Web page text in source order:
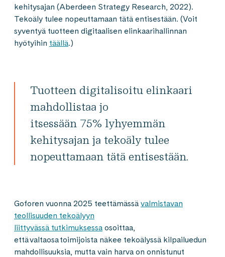
kehitysajan (Aberdeen Strategy Research, 2022).
Tekoäly tulee nopeuttamaan tätä entisestään. (Voit
syventyä tuotteen digitaalisen elinkaarihallinnan
hyötyihin täällä.)
Tuotteen digitalisoitu elinkaari
mahdollistaa jo
itsessään 75% lyhyemmän
kehitysajan ja tekoäly tulee
nopeuttamaan tätä entisestään.
Goforen vuonna 2025 teettämässä valmistavan
teollisuuden tekoälyyn
liittyvässä tutkimuksessa osoittaa,
että valtaosa toimijoista näkee tekoälyssä kilpailuedun
mahdollisuuksia, mutta vain harva on onnistunut